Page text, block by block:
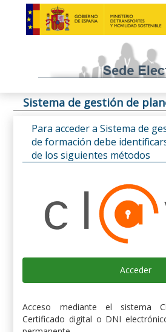
Sistema de gestión de
Para acceder a Sistema de
de formación debe
de los siguientes métodos
Acceder
Acceso mediante el sistema
Certificado digital o DNI